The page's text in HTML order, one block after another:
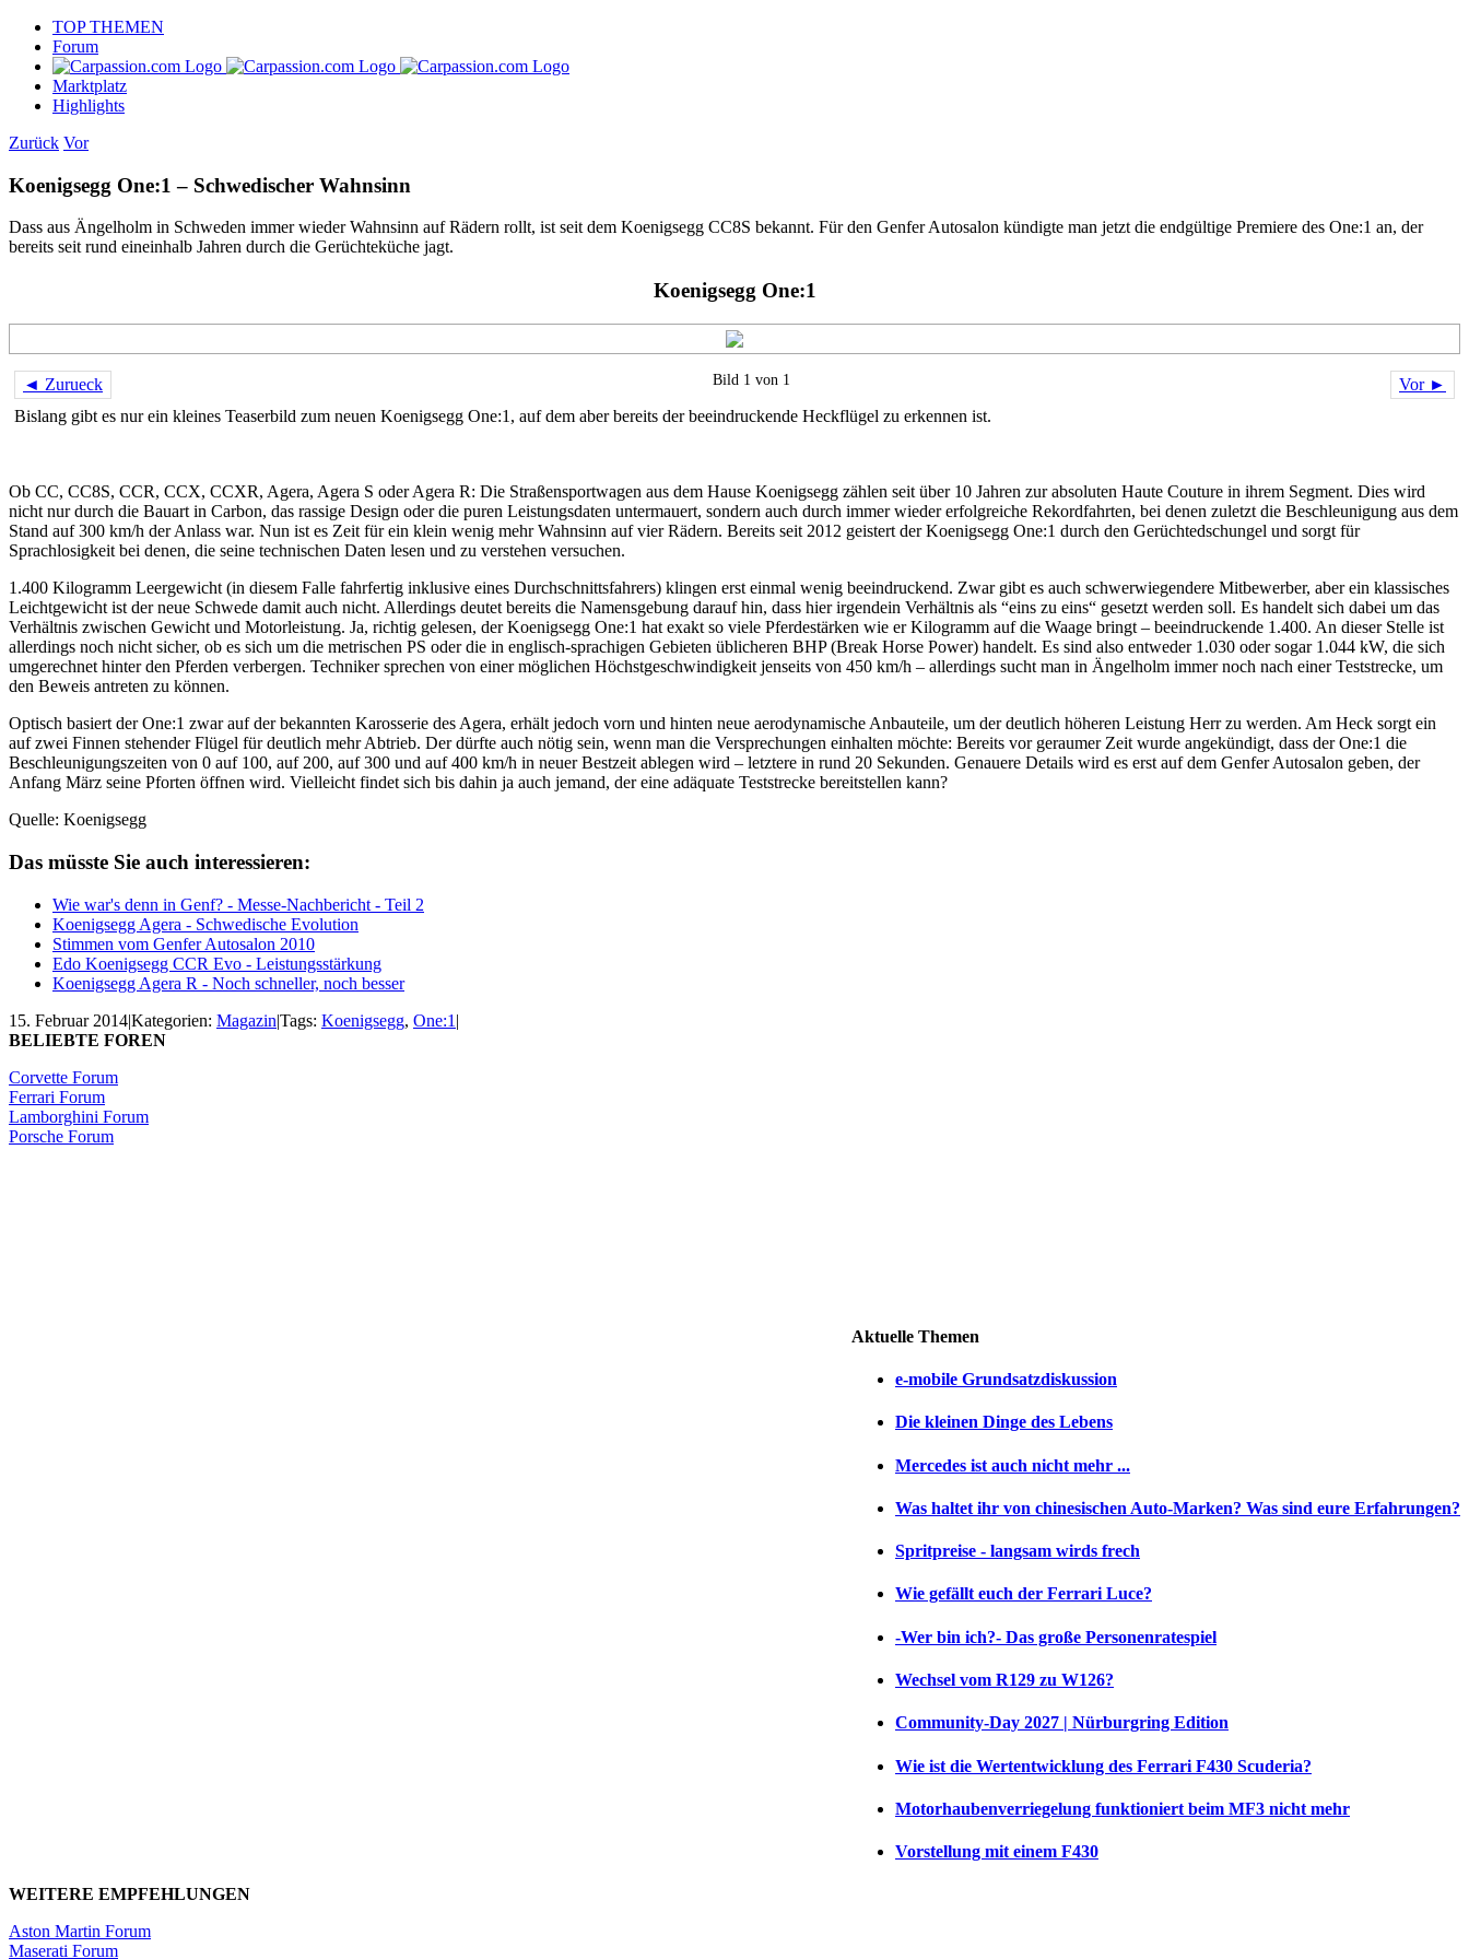
Skip
content
TOP THEMEN
Forum
Marktplatz
Highlights
Zurück Vor
Koenigsegg One:1 – Schwedischer Wahnsinn
Dass aus Ängelholm in Schweden immer wieder Wahnsinn auf Rädern rollt, ist seit dem Koenigsegg CC8S bekannt. Für den Genfer Autosalon kündigte man jetzt die endgültige Premiere des One:1 an, der
bereits seit rund eineinhalb Jahren durch die Gerüchteküche jagt.
Koenigsegg One:1
◄ Zurueck Vor ►
Bild 1 von 1
Bislang gibt es nur ein kleines Teaserbild zum neuen Koenigsegg One:1, auf dem aber bereits der beeindruckende Heckflügel zu erkennen ist.
Ob CC, CC8S, CCR, CCX, CCXR, Agera, Agera S oder Agera R: Die Straßensportwagen aus dem Hause Koenigsegg zählen seit über 10 Jahren zur absoluten Haute Couture in ihrem Segment. Dies wird
nicht nur durch die Bauart in Carbon, das rassige Design oder die puren Leistungsdaten untermauert, sondern auch durch immer wieder erfolgreiche Rekordfahrten, bei denen zuletzt die Beschleunigung aus dem
Stand auf 300 km/h der Anlass war. Nun ist es Zeit für ein klein wenig mehr Wahnsinn auf vier Rädern. Bereits seit 2012 geistert der Koenigsegg One:1 durch den Gerüchtedschungel und sorgt für
Sprachlosigkeit bei denen, die seine technischen Daten lesen und zu verstehen versuchen.
1.400 Kilogramm Leergewicht (in diesem Falle fahrfertig inklusive eines Durchschnittsfahrers) klingen erst einmal wenig beeindruckend. Zwar gibt es auch schwerwiegendere Mitbewerber, aber ein klassisches
Leichtgewicht ist der neue Schwede damit auch nicht. Allerdings deutet bereits die Namensgebung darauf hin, dass hier irgendein Verhältnis als “eins zu eins“ gesetzt werden soll. Es handelt sich dabei um das
Verhältnis zwischen Gewicht und Motorleistung. Ja, richtig gelesen, der Koenigsegg One:1 hat exakt so viele Pferdestärken wie er Kilogramm auf die Waage bringt – beeindruckende 1.400. An dieser Stelle ist
allerdings noch nicht sicher, ob es sich um die metrischen PS oder die in englisch-sprachigen Gebieten üblicheren BHP (Break Horse Power) handelt. Es sind also entweder 1.030 oder sogar 1.044 kW, die sich
umgerechnet hinter den Pferden verbergen. Techniker sprechen von einer möglichen Höchstgeschwindigkeit jenseits von 450 km/h – allerdings sucht man in Ängelholm immer noch nach einer Teststrecke, um
den Beweis antreten zu können.
Optisch basiert der One:1 zwar auf der bekannten Karosserie des Agera, erhält jedoch vorn und hinten neue aerodynamische Anbauteile, um der deutlich höheren Leistung Herr zu werden. Am Heck sorgt ein
auf zwei Finnen stehender Flügel für deutlich mehr Abtrieb. Der dürfte auch nötig sein, wenn man die Versprechungen einhalten möchte: Bereits vor geraumer Zeit wurde angekündigt, dass der One:1 die
Beschleunigungszeiten von 0 auf 100, auf 200, auf 300 und auf 400 km/h in neuer Bestzeit ablegen wird – letztere in rund 20 Sekunden. Genauere Details wird es erst auf dem Genfer Autosalon geben, der
Anfang März seine Pforten öffnen wird. Vielleicht findet sich bis dahin ja auch jemand, der eine adäquate Teststrecke bereitstellen kann?
Quelle: Koenigsegg
Das müsste Sie auch interessieren:
Wie war's denn in Genf? - Messe-Nachbericht - Teil 2
Koenigsegg Agera - Schwedische Evolution
Stimmen vom Genfer Autosalon 2010
Edo Koenigsegg CCR Evo - Leistungsstärkung
Koenigsegg Agera R - Noch schneller, noch besser
15. Februar 2014|Kategorien: Magazin|Tags: Koenigsegg, One:1 |
Aktuelle Themen
e-mobile Grundsatzdiskussion
Die kleinen Dinge des Lebens
Mercedes ist auch nicht mehr ...
Was haltet ihr von chinesischen Auto-Marken? Was sind eure Erfahrungen?
Spritpreise - langsam wirds frech
Wie gefällt euch der Ferrari Luce?
-Wer bin ich?- Das große Personenratespiel
Wechsel vom R129 zu W126?
Community-Day 2027 | Nürburgring Edition
Wie ist die Wertentwicklung des Ferrari F430 Scuderia?
Motorhaubenverriegelung funktioniert beim MF3 nicht mehr
Vorstellung mit einem F430
BELIEBTE FOREN
Corvette Forum
Ferrari Forum
Lamborghini Forum
Porsche Forum
WEITERE EMPFEHLUNGEN
Aston Martin Forum
Maserati Forum